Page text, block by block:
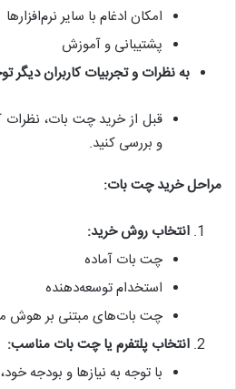
امکان ادغام با سایر نرم‌افزارها
پشتیبانی و آموزش
به نظرات و تجربیات کاربران دیگر
قبل از خرید چت بات، نظرات
و بررسی کنید.
مراحل خرید چت بات:
انتخاب روش خرید:
چت بات آماده
استخدام توسعه‌دهنده
چت بات‌های مبتنی بر هوش
انتخاب پلتفرم یا چت بات مناسب:
با توجه به نیازها و بودجه